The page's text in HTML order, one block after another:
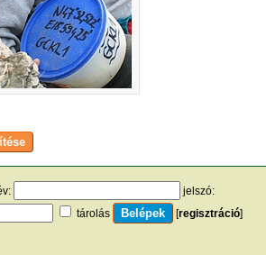
jelszó:
tárolás
[regisztráció]